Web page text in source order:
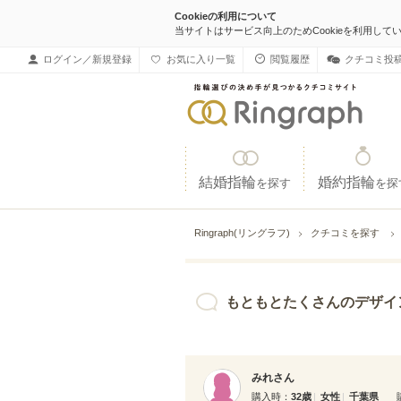
Cookieの利用について
当サイトはサービス向上のためCookieを利用して
ログイン／新規登録 お気に入り一覧 閲覧履歴 クチコミ投
結婚指輪を探す 婚約指輪を探
Ringraph(リングラフ) クチコミを探す
もともとたくさんのデザインをまとめたサ
みれさん
購入時 32歳 女性 千葉県